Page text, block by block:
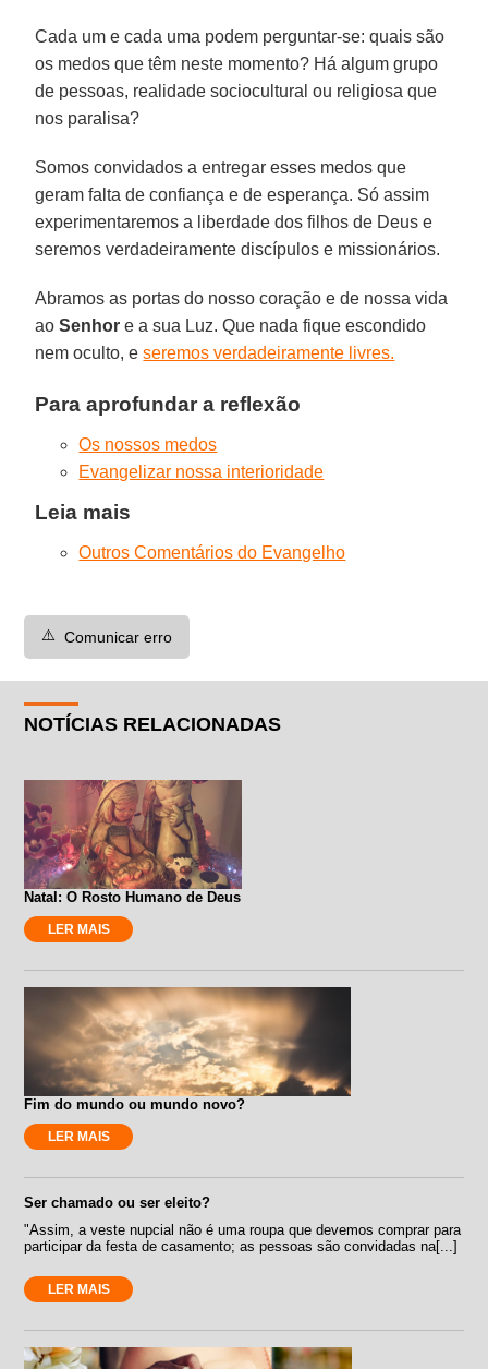
Cada um e cada uma podem perguntar-se: quais são
os medos que têm neste momento? Há algum grupo
de pessoas, realidade sociocultural ou religiosa que
nos paralisa?
Somos convidados a entregar esses medos que
geram falta de confiança e de esperança. Só assim
experimentaremos a liberdade dos filhos de Deus e
seremos verdadeiramente discípulos e missionários.
Abramos as portas do nosso coração e de nossa vida
aoSenhor e a sua Luz. Que nada fique escondido
nem oculto, eseremos verdadeiramente livres.
Para aprofundar a reflexão
Os nossos medos
Evangelizar nossa interioridade
Leia mais
Outros Comentários do Evangelho
⚠️ Comunicar erro
NOTÍCIAS RELACIONADAS
Natal: O Rosto Humano de Deus
LER MAIS
Fim do mundo ou mundo novo?
LER MAIS
Ser chamado ou ser eleito?
"Assim, a veste nupcial não é uma roupa que devemos comprar para
participar da festa de casamento; as pessoas são convidadas na[...]
LER MAIS